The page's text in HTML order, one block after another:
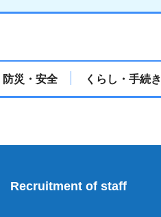
防災・安全 くらし・手続き
Recruitment of staff